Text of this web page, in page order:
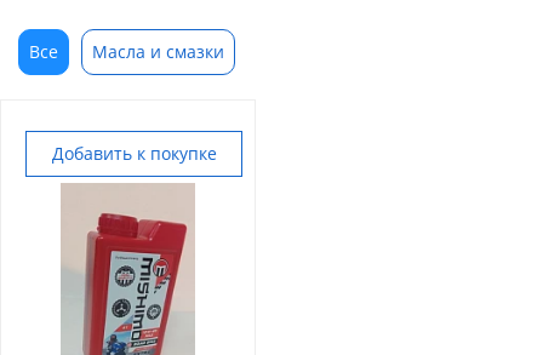
Все Масла и смазки
Добавить к покупке